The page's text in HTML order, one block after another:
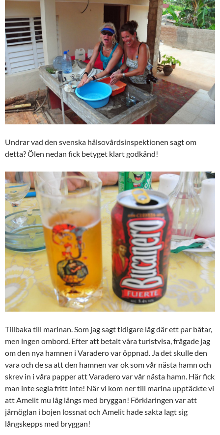
Undrar vad den svenska hälsovårdsinspektionen sagt om
detta? Ölen nedan fick betyget klart godkänd!
Tillbaka till marinan. Som jag sagt tidigare låg där ett par båtar,
men ingen ombord. Efter att betalt våra turistvisa, frågade jag
om den nya hamnen i Varadero var öppnad. Ja det skulle den
vara och de sa att den hamnen var ok som vår nästa hamn och
skrev in i våra papper att Varadero var vår nästa hamn. Här fick
man inte segla fritt inte! När vi kom ner till marina upptäckte vi
att Amelit mu låg längs med bryggan! Förklaringen var att
järnöglan i bojen lossnat och Amelit hade sakta lagt sig
långskepps med bryggan!